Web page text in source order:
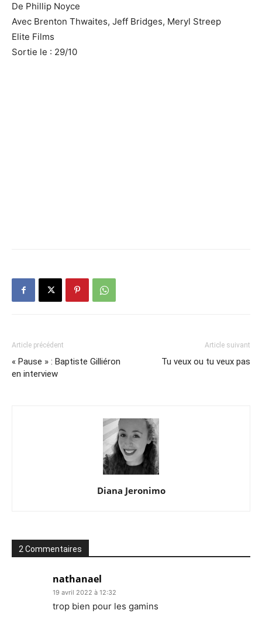
De Phillip Noyce
Avec Brenton Thwaites, Jeff Bridges, Meryl Streep
Elite Films
Sortie le : 29/10
Article précédent
« Pause » : Baptiste Gilliéron
en interview
Article suivant
Tu veux ou tu veux pas
Diana Jeronimo
2 Commentaires
nathanael
19 avril 2022 à 12:32
trop bien pour les gamins